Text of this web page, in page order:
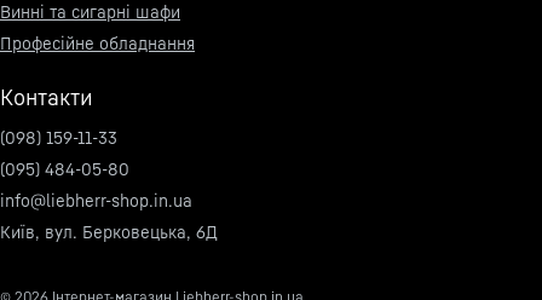
Винні та сигарні шафи
Професійне обладнання
Контакти
(098) 159-11-33
(095) 484-05-80
info@liebherr-shop.in.ua
Київ, вул. Берковецька, 6Д